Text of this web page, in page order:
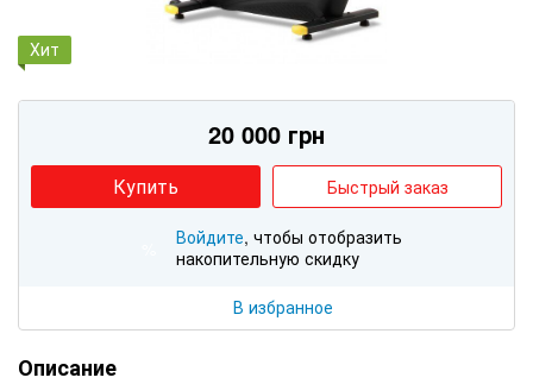
Хит
20 000 грн
Купить Быстрый заказ
Войдите, чтобы отобразить
накопительную скидку
В избранное
Описание